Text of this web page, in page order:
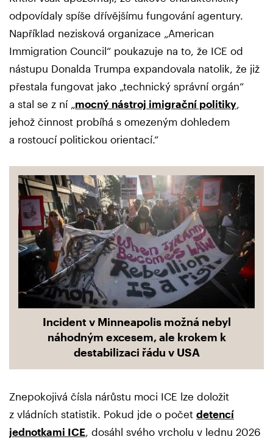
odpovídaly spíše dřívějšímu fungování agentury.
Například nezisková organizace „American
Immigration Council“ poukazuje na to, že ICE od
nástupu Donalda Trumpa expandovala natolik, že již
přestala fungovat jako „technický správní orgán“
a stal se z ní „ mocný nástroj imigrační politiky
jehož činnost probíhá s omezeným dohledem
a rostoucí politickou orientací.“
Incident v Minneapolis možná nebyl
náhodným excesem, ale krokem k
destabilizaci řádu v USA
Znepokojivá čísla nárůstu moci ICE lze doložit
z vládních statistik. Pokud jde o počet detencí
jednotkami ICE, dosáhl svého vrcholu v lednu 2026